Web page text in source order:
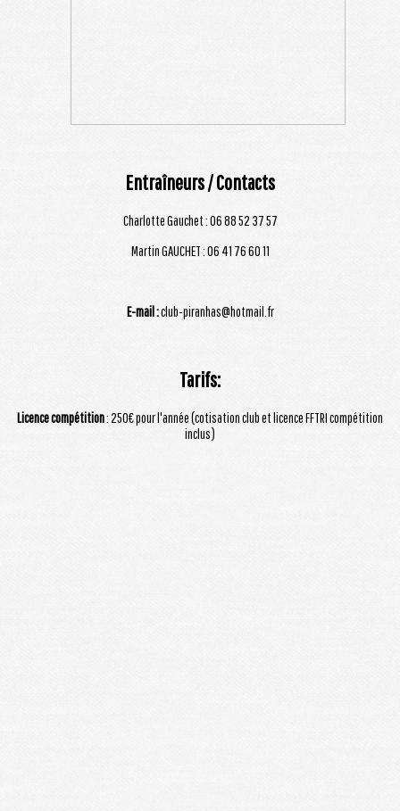
Entraîneurs / Contacts
Charlotte Gauchet : 06 88 52 37 57
Martin GAUCHET : 06 41 76 60 11
E-mail :club-piranhas@hotmail.fr
Tarifs:
Licence compétition: 250€ pour l'année (cotisation club et licence FFTRI compétition
inclus)